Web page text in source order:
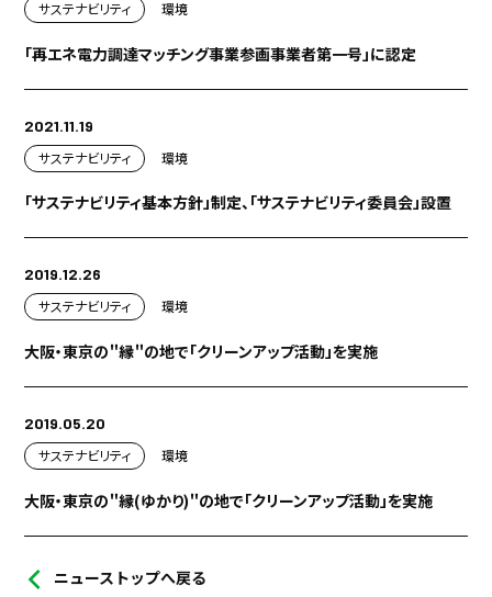
サステナビリティ
環境
「再エネ電力調達マッチング事業参画事業者第一号」に認定
2021.11.19
サステナビリティ
環境
「サステナビリティ基本方針」制定、「サステナビリティ委員会」設置
2019.12.26
サステナビリティ
環境
大阪・東京の＂縁＂の地で「クリーンアップ活動」を実施
2019.05.20
サステナビリティ
環境
大阪・東京の＂縁(ゆかり)＂の地で「クリーンアップ活動」を実施
ニューストップへ戻る